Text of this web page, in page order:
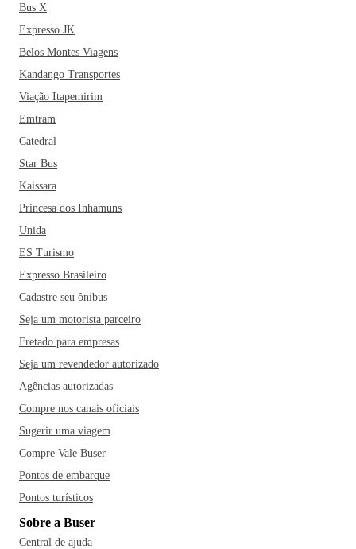
Bus X
Expresso JK
Belos Montes Viagens
Kandango Transportes
Viação Itapemirim
Emtram
Catedral
Star Bus
Kaissara
Princesa dos Inhamuns
Unida
ES Turismo
Expresso Brasileiro
Cadastre seu ônibus
Seja um motorista parceiro
Fretado para empresas
Seja um revendedor autorizado
Agências autorizadas
Compre nos canais oficiais
Sugerir uma viagem
Compre Vale Buser
Pontos de embarque
Pontos turísticos
Sobre a Buser
Central de ajuda